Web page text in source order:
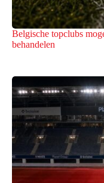
Belgische topclubs
behandelen